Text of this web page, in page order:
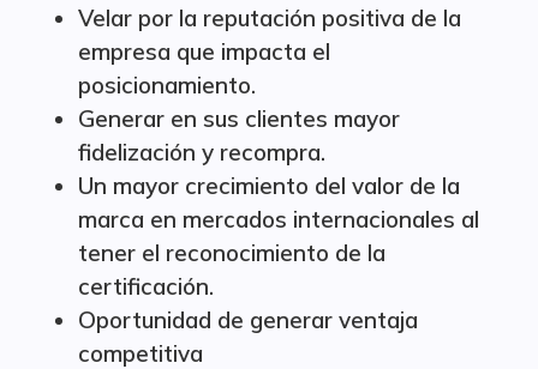
Velar por la reputación positiva de la
empresa que impacta el
posicionamiento.
Generar en sus clientes mayor
fidelización y recompra.
Un mayor crecimiento del valor de la
marca en mercados internacionales al
tener el reconocimiento de la
certificación.
Oportunidad de generar ventaja
competitiva